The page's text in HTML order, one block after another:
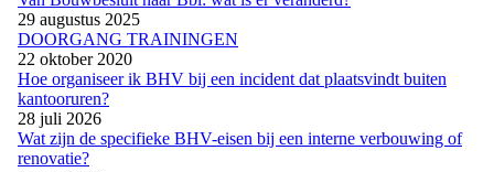
29 augustus 2025
DOORGANG TRAININGEN
22 oktober 2020
Hoe organiseer ik BHV bij een incident dat plaatsvindt buiten
kantooruren?
28 juli 2026
Wat zijn de specifieke BHV-eisen bij een interne verbouwing of
renovatie?